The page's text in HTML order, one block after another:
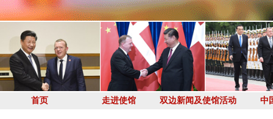
首页 走进使馆 双边新闻及使馆活动 中